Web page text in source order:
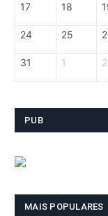
17 18
24 25
31 1 2
PUB
MAIS POPULARES